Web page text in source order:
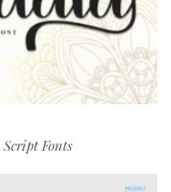
Script Fonts